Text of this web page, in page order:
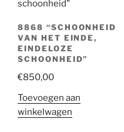
8868 “SCHOONHEID
VAN HET EINDE,
EINDELOZE
SCHOONHEID”
€850,00
Toevoegen aan
winkelwagen